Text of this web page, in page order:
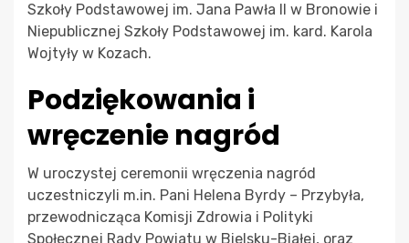
Szkoły Podstawowej im. Jana Pawła II w Bronowie i
Niepublicznej Szkoły Podstawowej im. kard. Karola
Wojtyły w Kozach.
Podziękowania i
wręczenie nagród
W uroczystej ceremonii wręczenia nagród
uczestniczyli m.in. Pani Helena Byrdy – Przybyła,
przewodnicząca Komisji Zdrowia i Polityki
Społecznej Rady Powiatu w Bielsku-Białej, oraz